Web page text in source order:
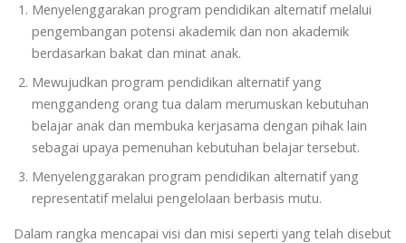
Menyelenggarakan program pendidikan alternatif melalui
pengembangan potensi akademik dan non akademik
berdasarkan bakat dan minat anak.
Mewujudkan program pendidikan alternatif yang
menggandeng orang tua dalam merumuskan kebutuhan
belajar anak dan membuka kerjasama dengan pihak lain
sebagai upaya pemenuhan kebutuhan belajar tersebut.
Menyelenggarakan program pendidikan alternatif yang
representatif melalui pengelolaan berbasis mutu.
Dalam rangka mencapai visi dan misi seperti yang telah disebut